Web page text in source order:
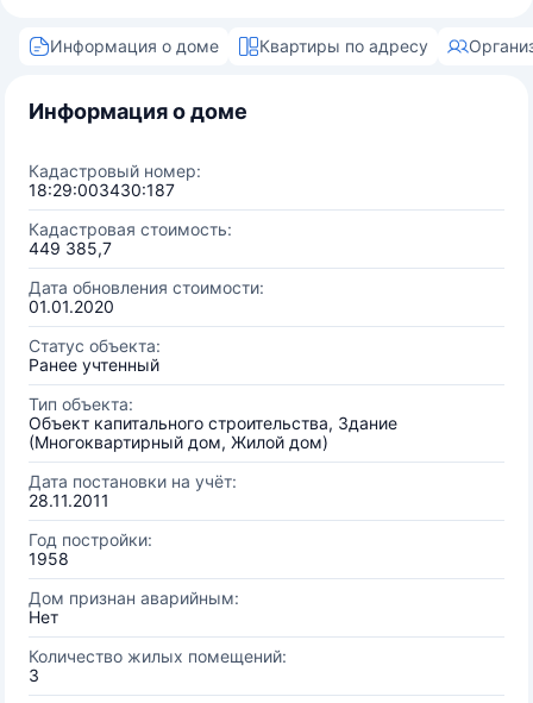
Информация о доме Квартиры по адресу
Информация о доме
Кадастровый номер:
18:29:003430:187
Кадастровая стоимость:
449 385,7
Дата обновления стоимости:
01.01.2020
Статус объекта:
Ранее учтенный
Тип объекта:
Объект капитального строительства, Здание
(Многоквартирный дом, Жилой дом)
Дата постановки на учёт:
28.11.2011
Год постройки:
1958
Дом признан аварийным:
Нет
Количество жилых помещений:
3